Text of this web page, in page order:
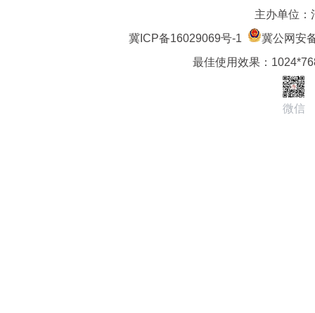
主办单位：
冀ICP备16029069号-1
冀公网安
最佳使用效果：
微信